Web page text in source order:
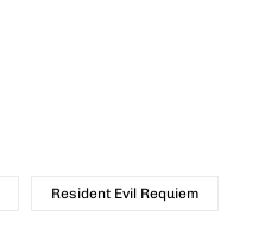
Resident Evil Requiem